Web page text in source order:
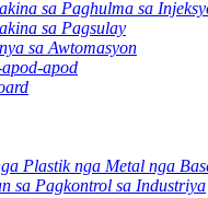
sa Paghulma sa
sa Pagsulay
sa Awtomasyon
apod
Plastik nga Metal nga
sa Pagkontrol sa Industriya